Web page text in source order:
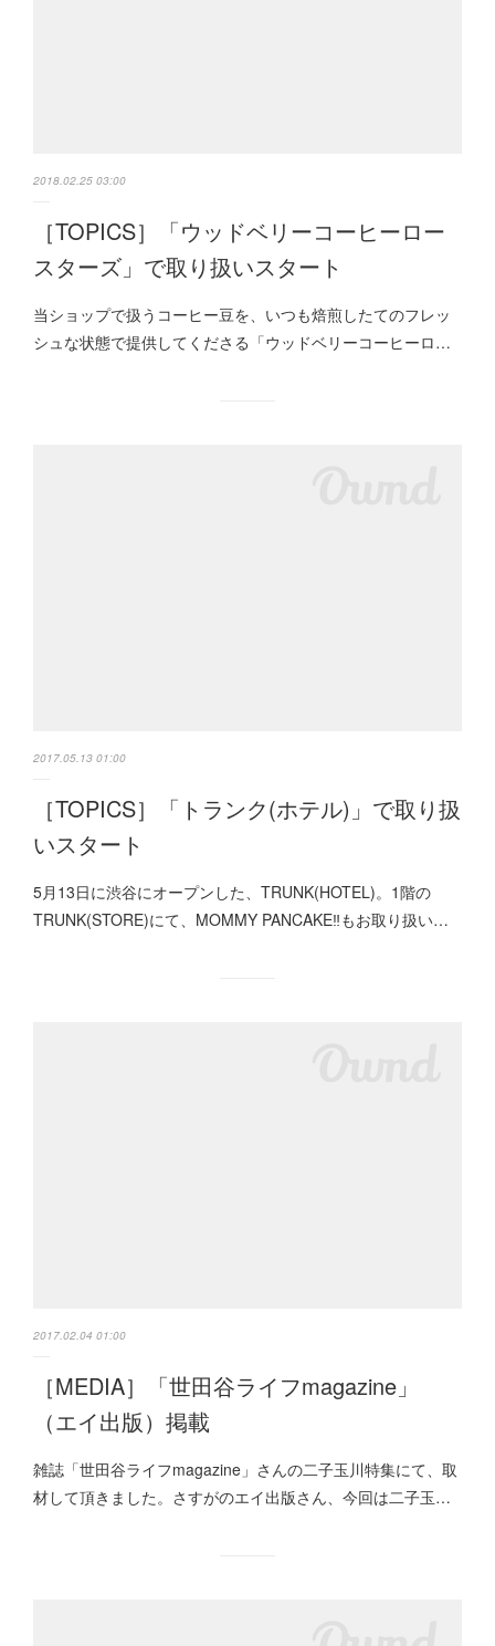
2018.02.25 03:00
［TOPICS］「ウッドベリーコーヒーロー
スターズ」で取り扱いスタート
当ショップで扱うコーヒー豆を、いつも焙煎したてのフレッ
シュな状態で提供してくださる「ウッドベリーコーヒーロ…
2017.05.13 01:00
［TOPICS］「トランク(ホテル)」で取り扱
いスタート
5月13日に渋谷にオープンした、TRUNK(HOTEL)。1階の
TRUNK(STORE)にて、MOMMY PANCAKE‼︎もお取り扱い…
2017.02.04 01:00
［MEDIA］「世田谷ライフmagazine」
（エイ出版）掲載
雑誌「世田谷ライフmagazine」さんの二子玉川特集にて、取
材して頂きました。さすがのエイ出版さん、今回は二子玉…